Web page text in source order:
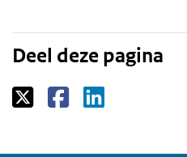
Deel deze pagina